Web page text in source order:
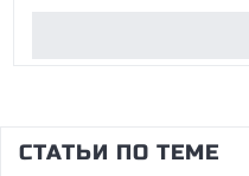
ФУНКЦИЯМИ ЗАКАЗА И
СТАТЬИ ПО ТЕМЕ